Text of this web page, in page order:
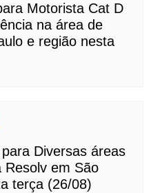
Motorista Cat D
na área de
e região nesta
Diversas áreas
Resolv em São
terça (26/08)